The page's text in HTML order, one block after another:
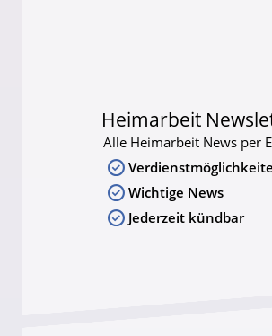
Heimarbeit
Alle Heimarbeit News per
Wichtige News
Jederzeit kündbar